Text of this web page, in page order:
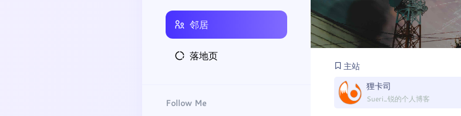
邻居
落地页
Follow Me
主站
狸卡司
Sueri_锐的个人博客